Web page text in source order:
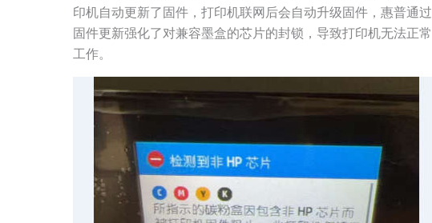
印机自动更新了固件，打印机联网后会自动升级固件，惠普通过
固件更新强化了对兼容墨盒的芯片的封锁，导致打印机无法正常
工作。